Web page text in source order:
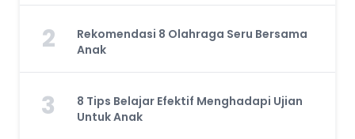
2
Rekomendasi 8 Olahraga Seru Bersama
Anak
3
8 Tips Belajar Efektif Menghadapi Ujian
Untuk Anak